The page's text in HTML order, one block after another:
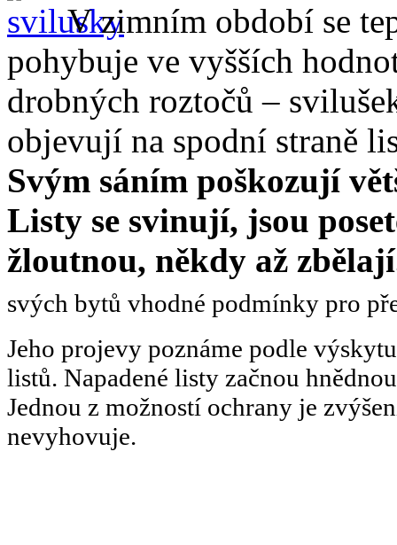
V zimním období se
pohybuje ve vyšších
drobných roztočů –
objevují na spodní straně
Svým sáním poškozují
Listy se svinují, jsou
žloutnou, někdy až
svých bytů vhodné podmínky pro
Jeho projevy poznáme podle
listů. Napadené listy začnou
Jednou z možností ochrany je
nevyhovuje.